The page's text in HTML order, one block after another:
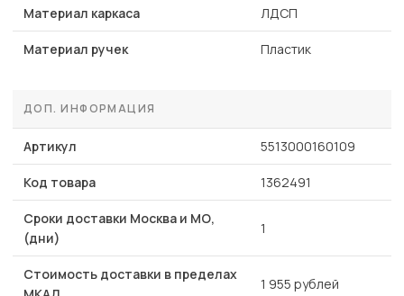
Материал каркаса ЛДСП
Материал ручек Пластик
ДОП. ИНФОРМАЦИЯ
Артикул 5513000160109
Код товара 1362491
Сроки доставки Москва и МО,
(дни)
1
Стоимость доставки в пределах
1 955 рублей